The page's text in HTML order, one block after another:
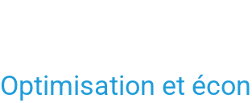
Optimisation et